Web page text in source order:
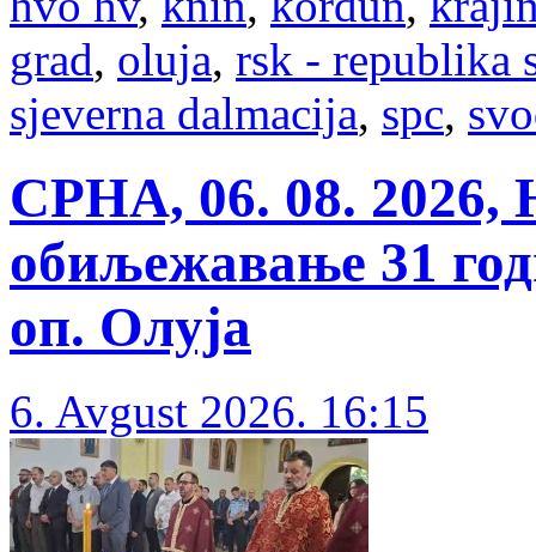
grad, oluja, rsk - republika
sjeverna dalmacija, spc,
СРНА, 06. 08. 2026,
обиљежавање 31
оп. Олуја
6. Avgust 2026. 16:15